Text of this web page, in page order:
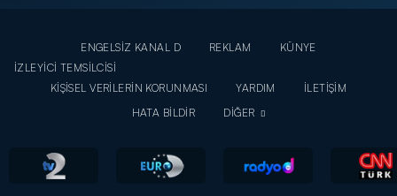
ENGELSİZ KANAL D REKLAM
KÜNYE
İZLEYİCİ TEMSİLCİSİ
KİŞİSEL VERİLERİN KORUNMASI
YARDIM
İLETİŞİM
HATA BİLDİR
DİĞER